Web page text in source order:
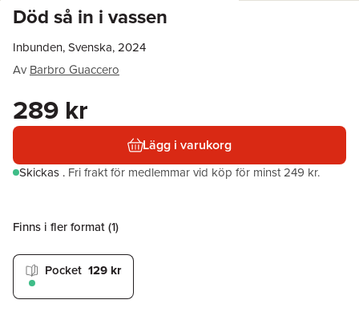
Död så in i vassen
Inbunden, Svenska, 2024
Av Barbro Guaccero
289 kr
Lägg i varukorg
Skickas . Fri frakt för medlemmar vid köp för minst 249 kr.
Finns i fler format (1)
Pocket 129 kr